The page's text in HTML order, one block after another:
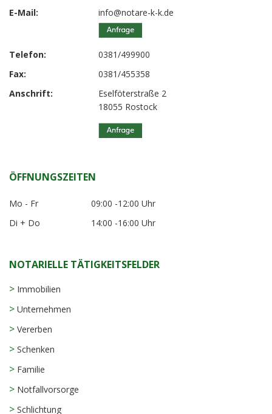
E-Mail: info@notare-k-k.de
Telefon:
0381/499900
Fax:
0381/455358
Anschrift:
Eselföterstraße 2
18055 Rostock
ÖFFNUNGSZEITEN
Mo - Fr
09:00 -12:00 Uhr
Di + Do
14:00 -16:00 Uhr
NOTARIELLE TÄTIGKEITSFELDER
> Immobilien
> Unternehmen
> Vererben
> Schenken
> Familie
> Notfallvorsorge
> Schlichtung